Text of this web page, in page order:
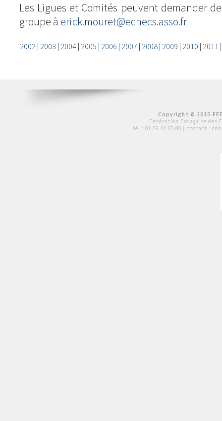
Les Ligues et Comités peuvent demander
groupe à erick.mouret@echecs.asso.fr
2002| 2003 | 2004| 2005 | 2006 | 2007 | 2008| 2009 | 2010 | 2011
Copyright © 2015
Fédération Française des
tél : 01 39 44 65 80 | contact :